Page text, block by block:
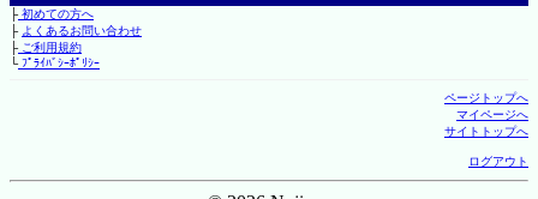
├初めての方へ
├ よくあるお問い合わせ
├ご利用規約
└ﾌﾟﾗｲﾊﾞｼｰﾎﾟﾘｼｰ
ページトップへ
マイページへ
サイトトップへ
ログアウト